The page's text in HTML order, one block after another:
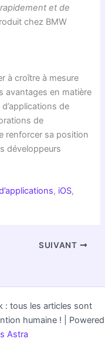
et de
chez BMW
à croître à mesure
avantages en matière
de
de
renforcer sa position
développeurs
, iOS,
SUIVANT
: tous les articles sont
humaine ! | Powered
Astra